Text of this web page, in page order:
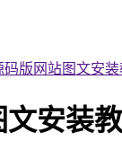
码版网站图文安
安装